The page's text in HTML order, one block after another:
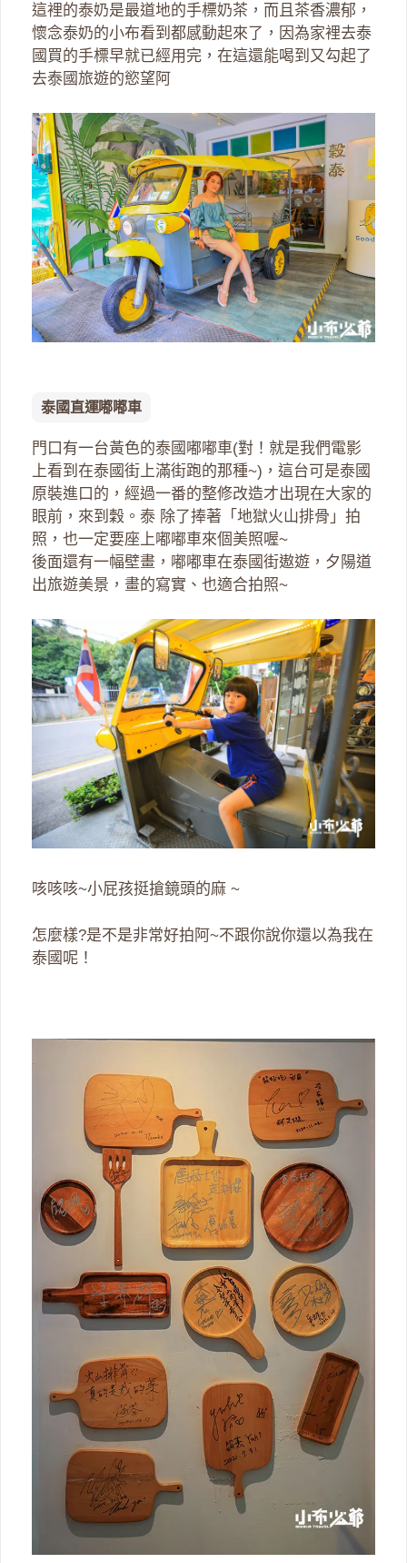
這裡的泰奶是最道地的手標奶茶，而且茶香濃郁，
懷念泰奶的小布看到都感動起來了，因為家裡去泰
國買的手標早就已經用完，在這還能喝到又勾起了
去泰國旅遊的慾望阿
泰國直運嘟嘟車
門口有一台黃色的泰國嘟嘟車(對！就是我們電影
上看到在泰國街上滿街跑的那種~)，這台可是泰國
原裝進口的，經過一番的整修改造才出現在大家的
眼前，來到穀。泰 除了捧著「地獄火山排骨」拍
照，也一定要座上嘟嘟車來個美照喔~
後面還有一幅壁畫，嘟嘟車在泰國街遨遊，夕陽道
出旅遊美景，畫的寫實、也適合拍照~
咳咳咳~小屁孩挺搶鏡頭的麻 ~
怎麼樣?是不是非常好拍阿~不跟你說你還以為我在
泰國呢！